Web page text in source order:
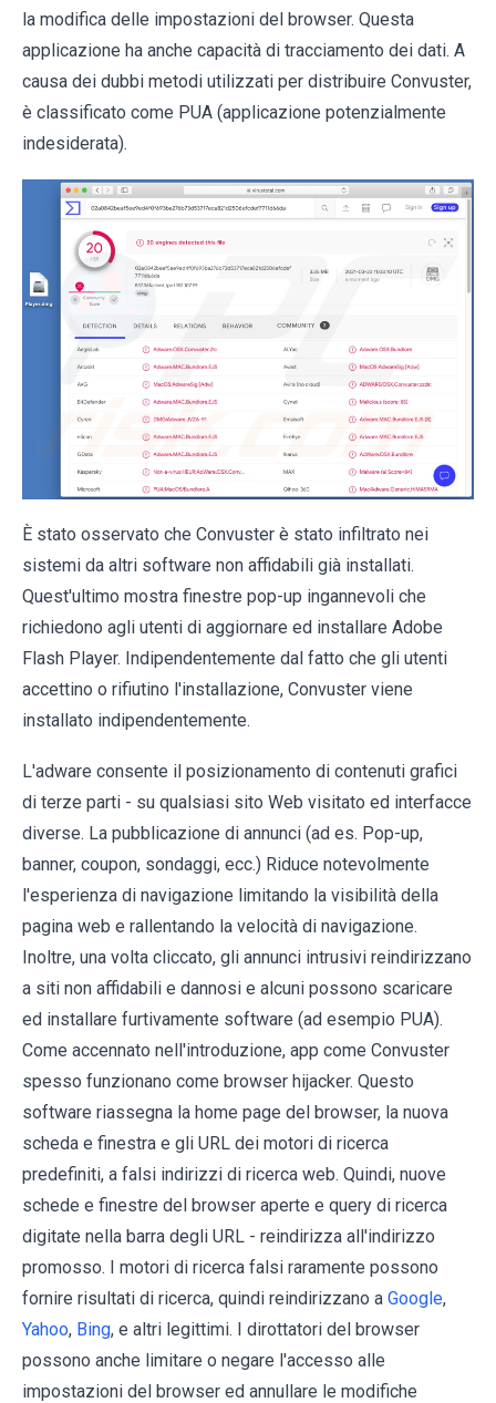
la modifica delle impostazioni del browser. Questa
applicazione ha anche capacità di tracciamento dei dati. A
causa dei dubbi metodi utilizzati per distribuire Convuster,
è classificato come PUA (applicazione potenzialmente
indesiderata).
È stato osservato che Convuster è stato infiltrato nei
sistemi da altri software non affidabili già installati.
Quest'ultimo mostra finestre pop-up ingannevoli che
richiedono agli utenti di aggiornare ed installare Adobe
Flash Player. Indipendentemente dal fatto che gli utenti
accettino o rifiutino l'installazione, Convuster viene
installato indipendentemente.
L'adware consente il posizionamento di contenuti grafici
di terze parti - su qualsiasi sito Web visitato ed interfacce
diverse. La pubblicazione di annunci (ad es. Pop-up,
banner, coupon, sondaggi, ecc.) Riduce notevolmente
l'esperienza di navigazione limitando la visibilità della
pagina web e rallentando la velocità di navigazione.
Inoltre, una volta cliccato, gli annunci intrusivi reindirizzano
a siti non affidabili e dannosi e alcuni possono scaricare
ed installare furtivamente software (ad esempio PUA).
Come accennato nell'introduzione, app come Convuster
spesso funzionano come browser hijacker. Questo
software riassegna la home page del browser, la nuova
scheda e finestra e gli URL dei motori di ricerca
predefiniti, a falsi indirizzi di ricerca web. Quindi, nuove
schede e finestre del browser aperte e query di ricerca
digitate nella barra degli URL - reindirizza all'indirizzo
promosso. I motori di ricerca falsi raramente possono
fornire risultati di ricerca, quindi reindirizzano a Google,
Yahoo, Bing, e altri legittimi. I dirottatori del browser
possono anche limitare o negare l'accesso alle
impostazioni del browser ed annullare le modifiche